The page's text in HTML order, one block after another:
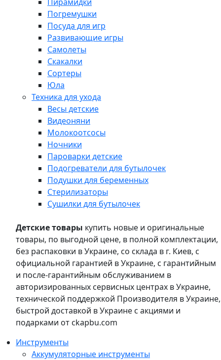
Погремушки
Посуда для игр
Развивающие игры
Самолеты
Скакалки
Сортеры
Юла
Техника для ухода
Весы детские
Видеоняни
Молокоотсосы
Ночники
Пароварки детские
Подогреватели для бутылочек
Подушки для беременных
Стерилизаторы
Сушилки для бутылочек
Детские товары купить новые и оригинальные
товары, по выгодной цене, в полной комплектации,
без распаковки в Украине, со склада в г. Киев, с
официальной гарантией в Украине, с гарантийным
и после-гарантийным обслуживанием в
авторизированных сервисных центрах в Украине,
технической поддержкой Производителя в Украине,
быстрой доставкой в Украине с акциями и
подарками от ckapbu.com
Инструменты
Аккумуляторные инструменты